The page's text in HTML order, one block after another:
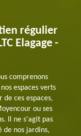
régulier
Elagage -
comprenons
espaces verts
ces espaces,
ou ses
Il ne s'agit pas
de nos jardins,